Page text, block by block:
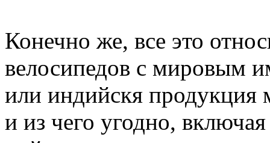
Конечно же, все это
велосипедов с мировым
или индийскя продукция
и из чего угодно,